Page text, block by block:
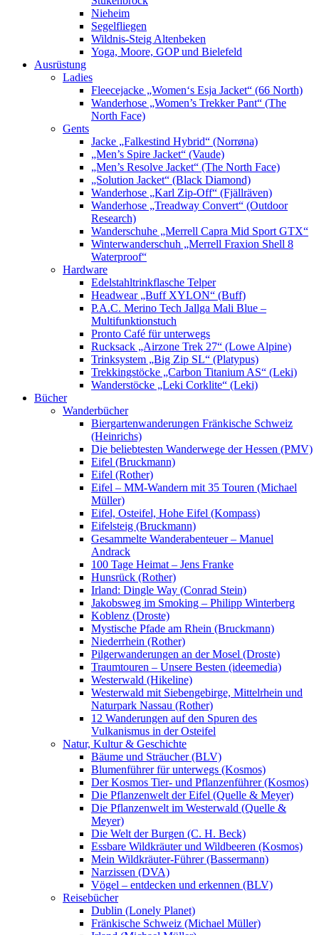
Nieheim
Segelfliegen
Wildnis-Steig Altenbeken
Yoga, Moore, GOP und Bielefeld
Ausrüstung
Ladies
Fleecejacke „Women‘s Esja Jacket“ (66 North)
Wanderhose „Women’s Trekker Pant“ (The
North Face)
Gents
Jacke „Falkestind Hybrid“ (Norrøna)
„Men’s Spire Jacket“ (Vaude)
„Men’s Resolve Jacket“ (The North Face)
„Solution Jacket“ (Black Diamond)
Wanderhose „Karl Zip-Off“ (Fjällräven)
Wanderhose „Treadway Convert“ (Outdoor
Research)
Wanderschuhe „Merrell Capra Mid Sport GTX“
Winterwanderschuh „Merrell Fraxion Shell 8
Waterproof“
Hardware
Edelstahltrinkflasche Telper
Headwear „Buff XYLON“ (Buff)
P.A.C. Merino Tech Jallga Mali Blue –
Multifunktionstuch
Pronto Café für unterwegs
Rucksack „Airzone Trek 27“ (Lowe Alpine)
Trinksystem „Big Zip SL“ (Platypus)
Trekkingstöcke „Carbon Titanium AS“ (Leki)
Wanderstöcke „Leki Corklite“ (Leki)
Bücher
Wanderbücher
Biergartenwanderungen Fränkische Schweiz
(Heinrichs)
Die beliebtesten Wanderwege der Hessen (PMV)
Eifel (Bruckmann)
Eifel (Rother)
Eifel – MM-Wandern mit 35 Touren (Michael
Müller)
Eifel, Osteifel, Hohe Eifel (Kompass)
Eifelsteig (Bruckmann)
Gesammelte Wanderabenteuer – Manuel
Andrack
100 Tage Heimat – Jens Franke
Hunsrück (Rother)
Irland: Dingle Way (Conrad Stein)
Jakobsweg im Smoking – Philipp Winterberg
Koblenz (Droste)
Mystische Pfade am Rhein (Bruckmann)
Niederrhein (Rother)
Pilgerwanderungen an der Mosel (Droste)
Traumtouren – Unsere Besten (ideemedia)
Westerwald (Hikeline)
Westerwald mit Siebengebirge, Mittelrhein und
Naturpark Nassau (Rother)
12 Wanderungen auf den Spuren des
Vulkanismus in der Osteifel
Natur, Kultur & Geschichte
Bäume und Sträucher (BLV)
Blumenführer für unterwegs (Kosmos)
Der Kosmos Tier- und Pflanzenführer (Kosmos)
Die Pflanzenwelt der Eifel (Quelle & Meyer)
Die Pflanzenwelt im Westerwald (Quelle &
Meyer)
Die Welt der Burgen (C. H. Beck)
Essbare Wildkräuter und Wildbeeren (Kosmos)
Mein Wildkräuter-Führer (Bassermann)
Narzissen (DVA)
Vögel – entdecken und erkennen (BLV)
Reisebücher
Dublin (Lonely Planet)
Fränkische Schweiz (Michael Müller)